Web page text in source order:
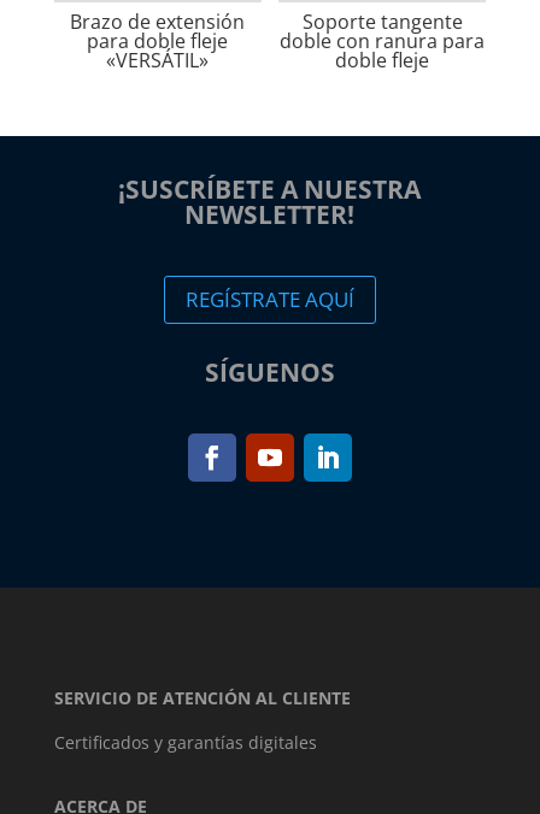
Brazo de extensión
para doble fleje
«VERSÁTIL»
Soporte tangente
doble con ranura para
doble fleje
¡SUSCRÍBETE A NUESTRA
NEWSLETTER!
REGÍSTRATE AQUÍ
SÍGUENOS
SERVICIO DE ATENCIÓN AL CLIENTE
Certificados y garantías digitales
ACERCA DE